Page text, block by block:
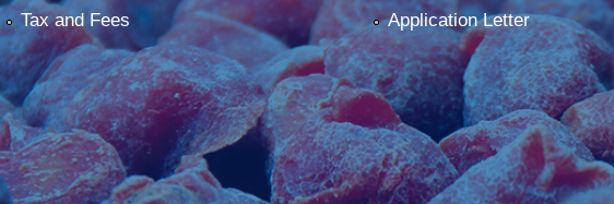
Tax and Fees
Application Letter